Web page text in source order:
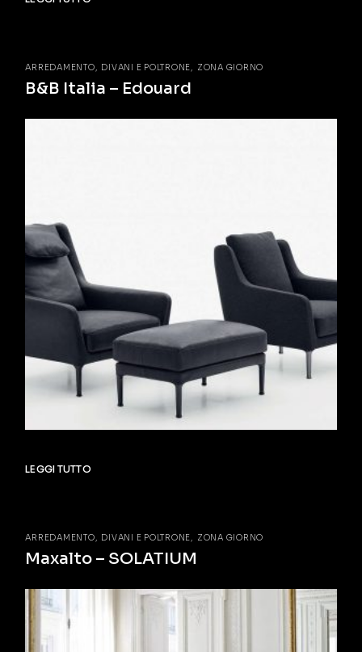
LEGGI TUTTO
ARREDAMENTO DIVANI E POLTRONE ZONA GIORNO
B&B Italia – Edouard
ARREDAMENTO DIVANI E POLTRONE ZONA GIORNO
Maxalto – SOLATIUM